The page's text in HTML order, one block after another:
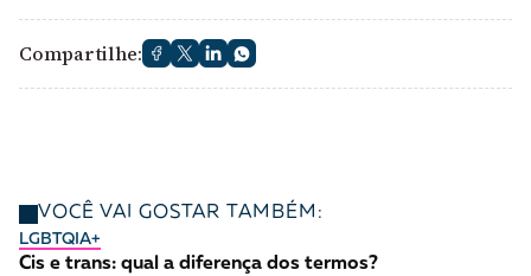
Compartilhe:
VOCÊ VAI GOSTAR TAMBÉM:
LGBTQIA+
Cis e trans: qual a diferença dos termos?